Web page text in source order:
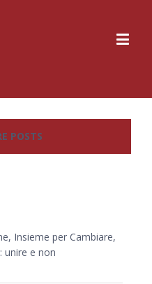
POSTS
Insieme per Cambiare,
unire e non